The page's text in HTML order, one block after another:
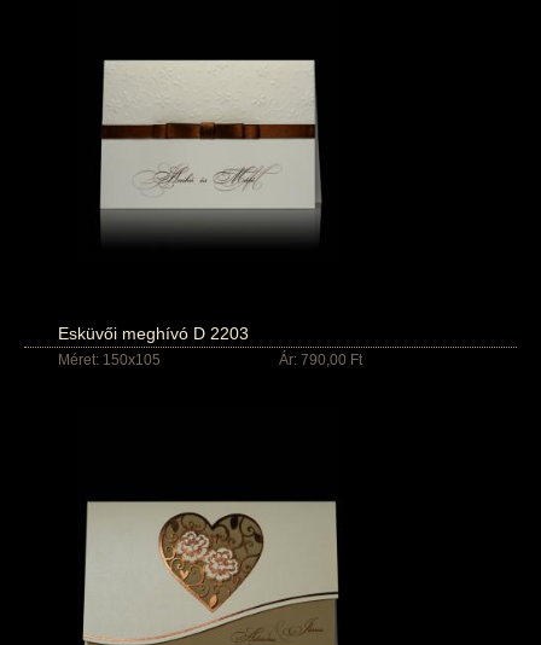
Esküvői meghívó D 2203
Méret: 150x105 Ár: 790,00 Ft